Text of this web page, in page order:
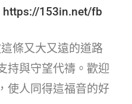
https://153in.net/fb
條又大又遠的道路
持與守望代禱。歡迎
使人同得這福音的好